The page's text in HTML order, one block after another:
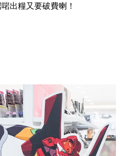
出糧又要破費喇！